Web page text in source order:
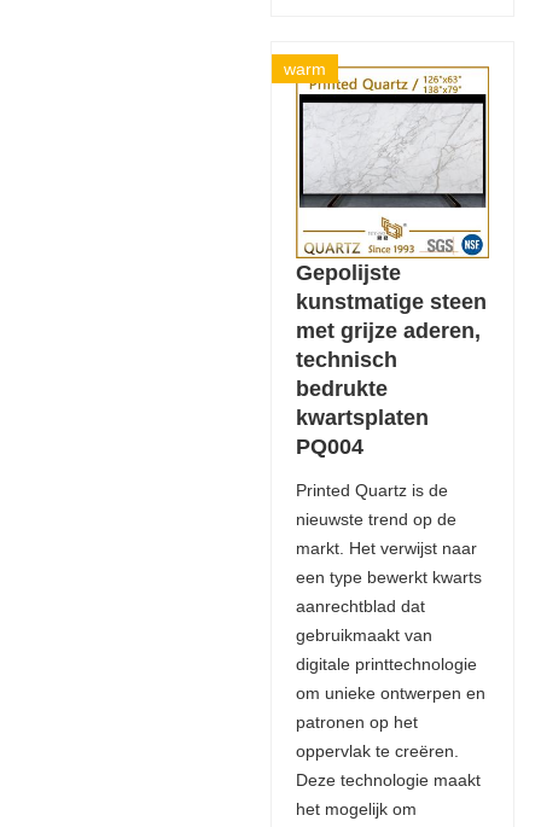
warm
Gepolijste
kunstmatige steen
met grijze aderen,
technisch
bedrukte
kwartsplaten
PQ004
Printed Quartz is de
nieuwste trend op de
markt. Het verwijst naar
een type bewerkt kwarts
aanrechtblad dat
gebruikmaakt van
digitale printtechnologie
om unieke ontwerpen en
patronen op het
oppervlak te creëren.
Deze technologie maakt
het mogelijk om